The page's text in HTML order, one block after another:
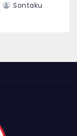
Sontaku